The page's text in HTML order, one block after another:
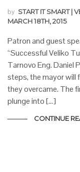
by START IT SMART |
MARCH 18TH, 2015
Patron and guest
“Successful Veliko
Tarnovo Eng. Daniel
steps, the mayor will
they overcame. The
plunge into […]
CONTINUE